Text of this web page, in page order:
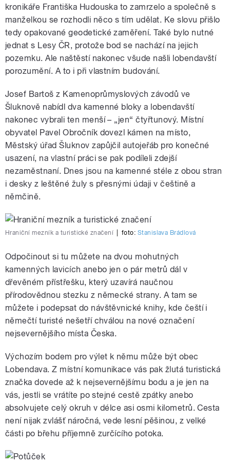
kronikáře Františka Hudouska to zamrzelo a společně s
manželkou se rozhodli něco s tím udělat. Ke slovu přišlo
tedy opakované geodetické zaměření. Také bylo nutné
jednat s Lesy ČR, protože bod se nachází na jejich
pozemku. Ale naštěstí nakonec všude našli lobendavští
porozumění. A to i při vlastním budování.
Josef Bartoš z Kamenoprůmyslových závodů ve
Šluknově nabídl dva kamenné bloky a lobendavští
nakonec vybrali ten menší – „jen“ čtyřtunový. Místní
obyvatel Pavel Obročník dovezl kámen na místo,
Městský úřad Šluknov zapůjčil autojeřáb pro konečné
usazení, na vlastní práci se pak podíleli zdejší
nezaměstnaní. Dnes jsou na kamenné stéle z obou stran
i desky z leštěné žuly s přesnými údaji v češtině a
němčině.
Hraniční mezník a turistické značení foto: Stanislava Brádlová
Odpočinout si tu můžete na dvou mohutných
kamenných lavicích anebo jen o pár metrů dál v
dřevěném přístřešku, který uzavírá naučnou
přírodovědnou stezku z německé strany. A tam se
můžete i podepsat do návštěvnické knihy, kde čeští i
němečtí turisté nešetří chválou na nové označení
nejsevernějšího místa Česka.
Výchozím bodem pro výlet k němu může být obec
Lobendava. Z místní komunikace vás pak žlutá turistická
značka dovede až k nejsevernějšímu bodu a je jen na
vás, jestli se vrátíte po stejné cestě zpátky anebo
absolvujete celý okruh v délce asi osmi kilometrů. Cesta
není nijak zvlášť náročná, vede lesní pěšinou, z velké
části po břehu příjemně zurčícího potoka.